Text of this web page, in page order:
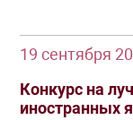
19 сентября
Конкурс на
иностранных